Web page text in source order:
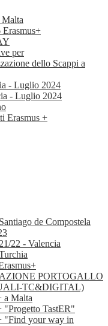
Malta
per
dello Scappi a
- Luglio 2024
- Luglio 2024
Erasmus +
de Compostela
22 - Valencia
PORTOGALLO
TC&DIGITAL)
a Malta
"Progetto TastER"
"Find your way in